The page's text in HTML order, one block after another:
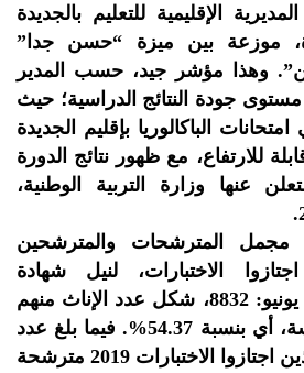
الإقليمية للتعليم بالجديدة
2570 ميزة، موزعة بين ميزة “حسن جدا”
وهذا مؤشر جيد، حسب المدير
مستوى جودة النتائج الدراسية؛ حيث
الباكالوريا بإقليم الجديدة
للارتفاع، مع ظهور نتائج الدورة
عنها وزارة التربية الوطنية،
مجمل المترشحات والمترشحين
الاختبارات، لنيل شهادة
الباكالوريا برسم دورة يونيو: 8832، شكل عدد الإناث منهم
4476 مترشحة ممدرسة، أي بنسبة 54.37%. فيما بلغ عدد
المترشحين الأحرار الذين اجتازوا الاختبارات 2019 مترشحة